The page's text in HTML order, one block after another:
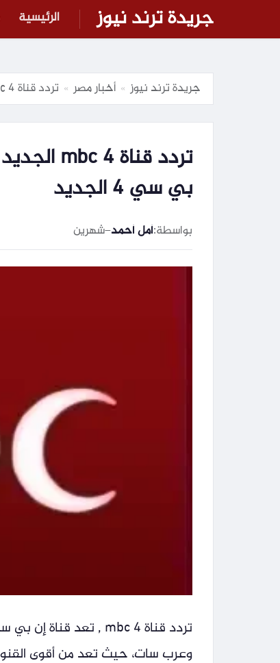
جريدة ترند نيوز الرئيسية
جريدة ترند نيوز » أخبار مصر » تردد قناة mbc 4 الجديد 2026 على الاقمار الصناعية .. تردد قناة ام بي سي 4 الجديد
بي سي 4 الجديد
بواسطة:أمل أحمد–شهرين